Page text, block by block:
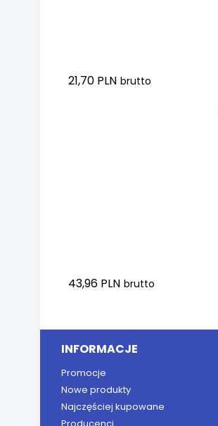
21,70 PLN brutto
43,96 PLN brutto
INFORMACJE
Promocje
Nowe produkty
Najczęściej kupowane